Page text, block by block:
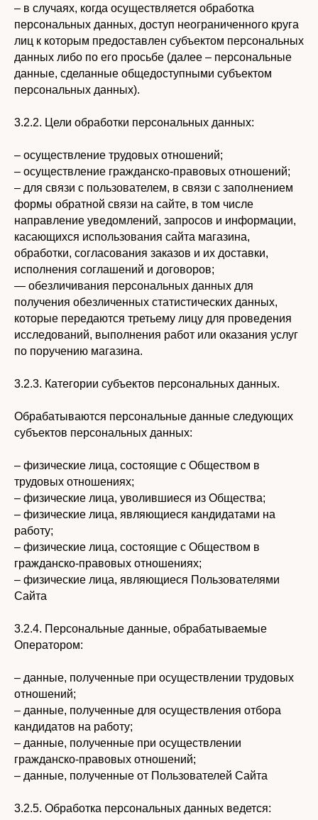
– в случаях, когда осуществляется обработка
персональных данных, доступ неограниченного круга
лиц к которым предоставлен субъектом персональных
данных либо по его просьбе (далее – персональные
данные, сделанные общедоступными субъектом
персональных данных).
3.2.2. Цели обработки персональных данных:
– осуществление трудовых отношений;
– осуществление гражданско-правовых отношений;
– для связи с пользователем, в связи с заполнением
формы обратной связи на сайте, в том числе
направление уведомлений, запросов и информации,
касающихся использования сайта магазина,
обработки, согласования заказов и их доставки,
исполнения соглашений и договоров;
— обезличивания персональных данных для
получения обезличенных статистических данных,
которые передаются третьему лицу для проведения
исследований, выполнения работ или оказания услуг
по поручению магазина.
3.2.3. Категории субъектов персональных данных.
Обрабатываются персональные данные следующих
субъектов персональных данных:
– физические лица, состоящие с Обществом в
трудовых отношениях;
– физические лица, уволившиеся из Общества;
– физические лица, являющиеся кандидатами на
работу;
– физические лица, состоящие с Обществом в
гражданско-правовых отношениях;
– физические лица, являющиеся Пользователями
Сайта
3.2.4. Персональные данные, обрабатываемые
Оператором:
– данные, полученные при осуществлении трудовых
отношений;
– данные, полученные для осуществления отбора
кандидатов на работу;
– данные, полученные при осуществлении
гражданско-правовых отношений;
– данные, полученные от Пользователей Сайта
3.2.5. Обработка персональных данных ведется: